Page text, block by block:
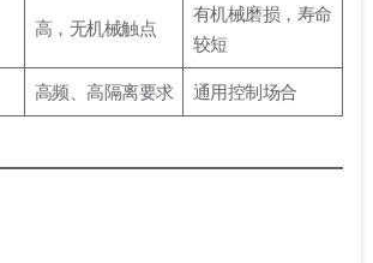
高，无机械触点
有机械磨损，寿命
较短
高频、高隔离要求 通用控制场合